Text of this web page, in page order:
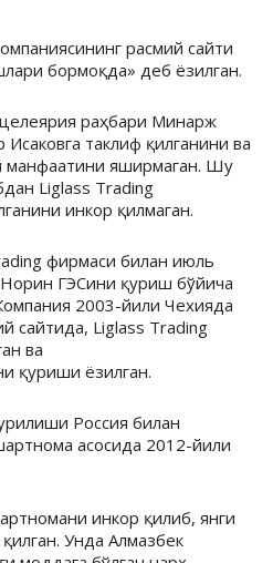
расмий сайти
бормоқда» деб ёзилган.
раҳбари Минарж
таклиф қилганини ва
манфаатини яширмаган. Шу
Liglass Trading
инкор қилмаган.
фирмаси билан июль
ГЭСини қуриш бўйича
2003-йили Чехияда
сайтида, Liglass Trading
ва
қуриши ёзилган.
Россия билан
асосида 2012-йили
инкор қилиб, янги
Унда Алмазбек